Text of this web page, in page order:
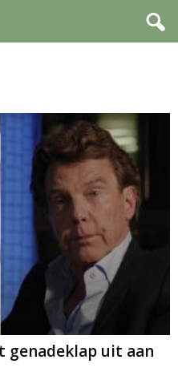
genadeklap uit aan